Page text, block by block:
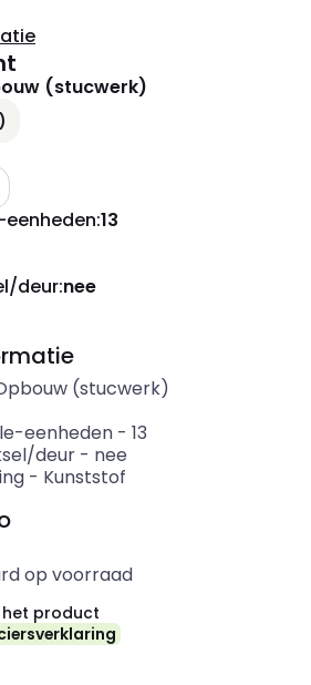
(stucwerk)
:13
deur:nee
(stucwerk)
eenheden- 13
deur- nee
- Kunststof
op voorraad
product